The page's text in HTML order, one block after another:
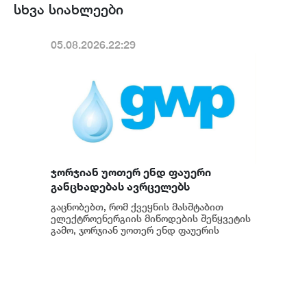
სხვა სიახლეები
05.08.2026.22:29
ჯორჯიან უოთერ ენდ ფაუერი
განცხადებას ავრცელებს
გაცნობებთ, რომ ქვეყნის მასშტაბით
ელექტროენერგიის მიწოდების შეწყვეტის
გამო, ჯორჯიან უოთერ ენდ ფაუერის